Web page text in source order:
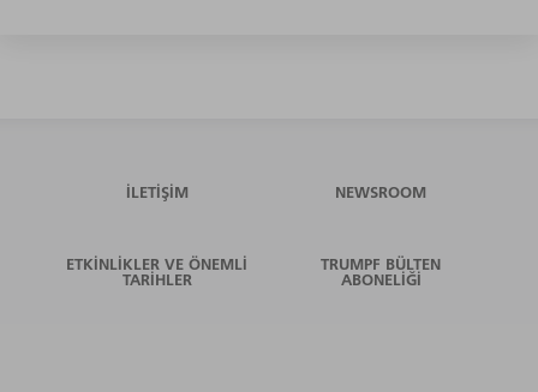
İLETIŞIM NEWSROOM
ETKINLIKLER VE ÖNEMLI
TARIHLER
TRUMPF BÜLTEN
ABONELIĞI